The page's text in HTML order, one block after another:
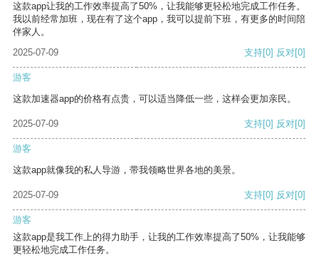
这款app让我的工作效率提高了50%，让我能够更轻松地完成工作任务。
我以前经常加班，现在有了这个app，我可以提前下班，有更多的时间陪
伴家人。
2025-07-09
支持[0] 反对[0]
游客
这款加速器app的价格有点贵，可以适当降低一些，这样会更加亲民。
2025-07-09 支持[0] 反对[0]
游客
这款app就像我的私人导游，带我领略世界各地的美景。
2025-07-09 支持[0] 反对[0]
游客
这款app是我工作上的得力助手，让我的工作效率提高了50%，让我能够
更轻松地完成工作任务。